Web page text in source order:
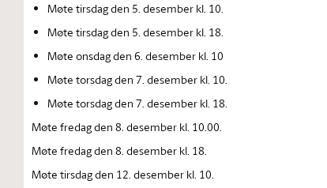
Møte tirsdag den 5. desember kl. 10.
Møte tirsdag den 5. desember kl. 18.
Møte onsdag den 6. desember kl. 10
Møte torsdag den 7. desember kl. 10.
Møte torsdag den 7. desember kl. 18.
Møte fredag den 8. desember kl. 10.00.
Møte fredag den 8. desember kl. 18.
Møte tirsdag den 12. desember kl. 10.